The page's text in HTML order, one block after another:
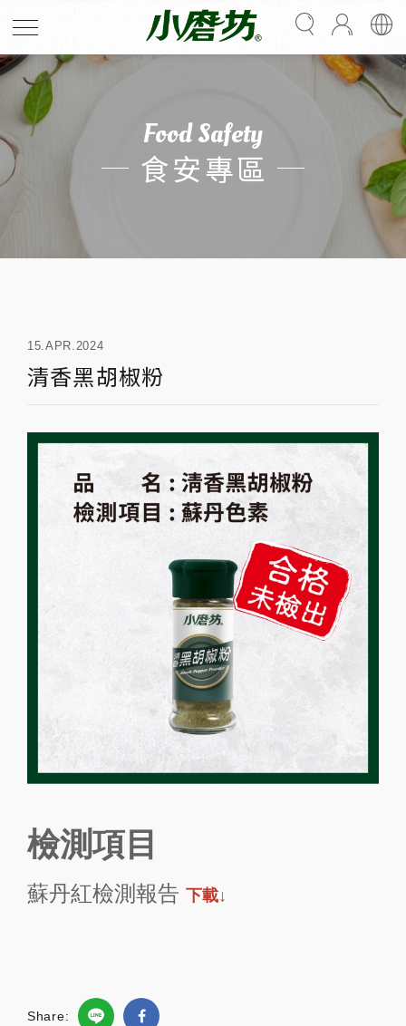
Food Safety
食安專區
15.APR.2024
清香黑胡椒粉
檢測項目
蘇丹紅檢測報告 下載↓
Share: